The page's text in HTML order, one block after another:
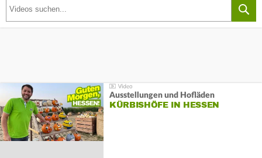
Ausstellungen und Hofläden
KÜRBISHÖFE IN HESSEN